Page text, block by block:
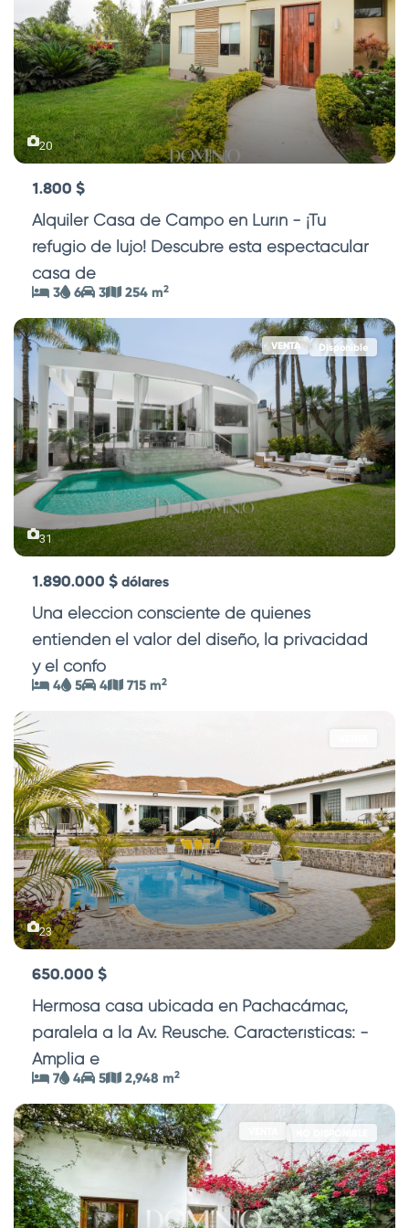
20
1.800 $
Alquiler Casa de Campo en Lurín - ¡Tu
refugio de lujo! Descubre esta espectacular
casa de
3 6 3 254 m2
31
VENTA Disponible
1.890.000 $ dólares
Una elección consciente de quienes
entienden el valor del diseño, la privacidad
y el confo
4 5 4 715 m2
23
650.000 $
Hermosa casa ubicada en Pachacámac,
paralela a la Av. Reusche. Características: -
Amplia e
7 4 5 2,948 m2
NO DISPONIBLE